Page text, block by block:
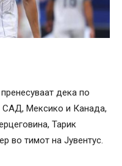
дека по
САД, Мексико и Канада,
Тарик
во тимот на Јувентус.